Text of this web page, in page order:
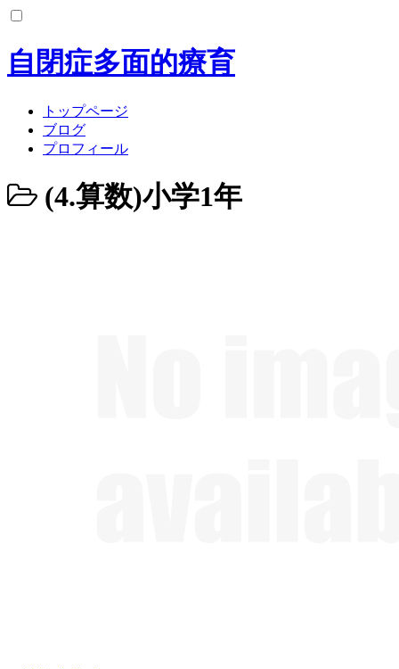
コ
テ
ン
プ
自閉症多面的療育
トップページ
ブログ
プロフィール
(4.算数)小学1年